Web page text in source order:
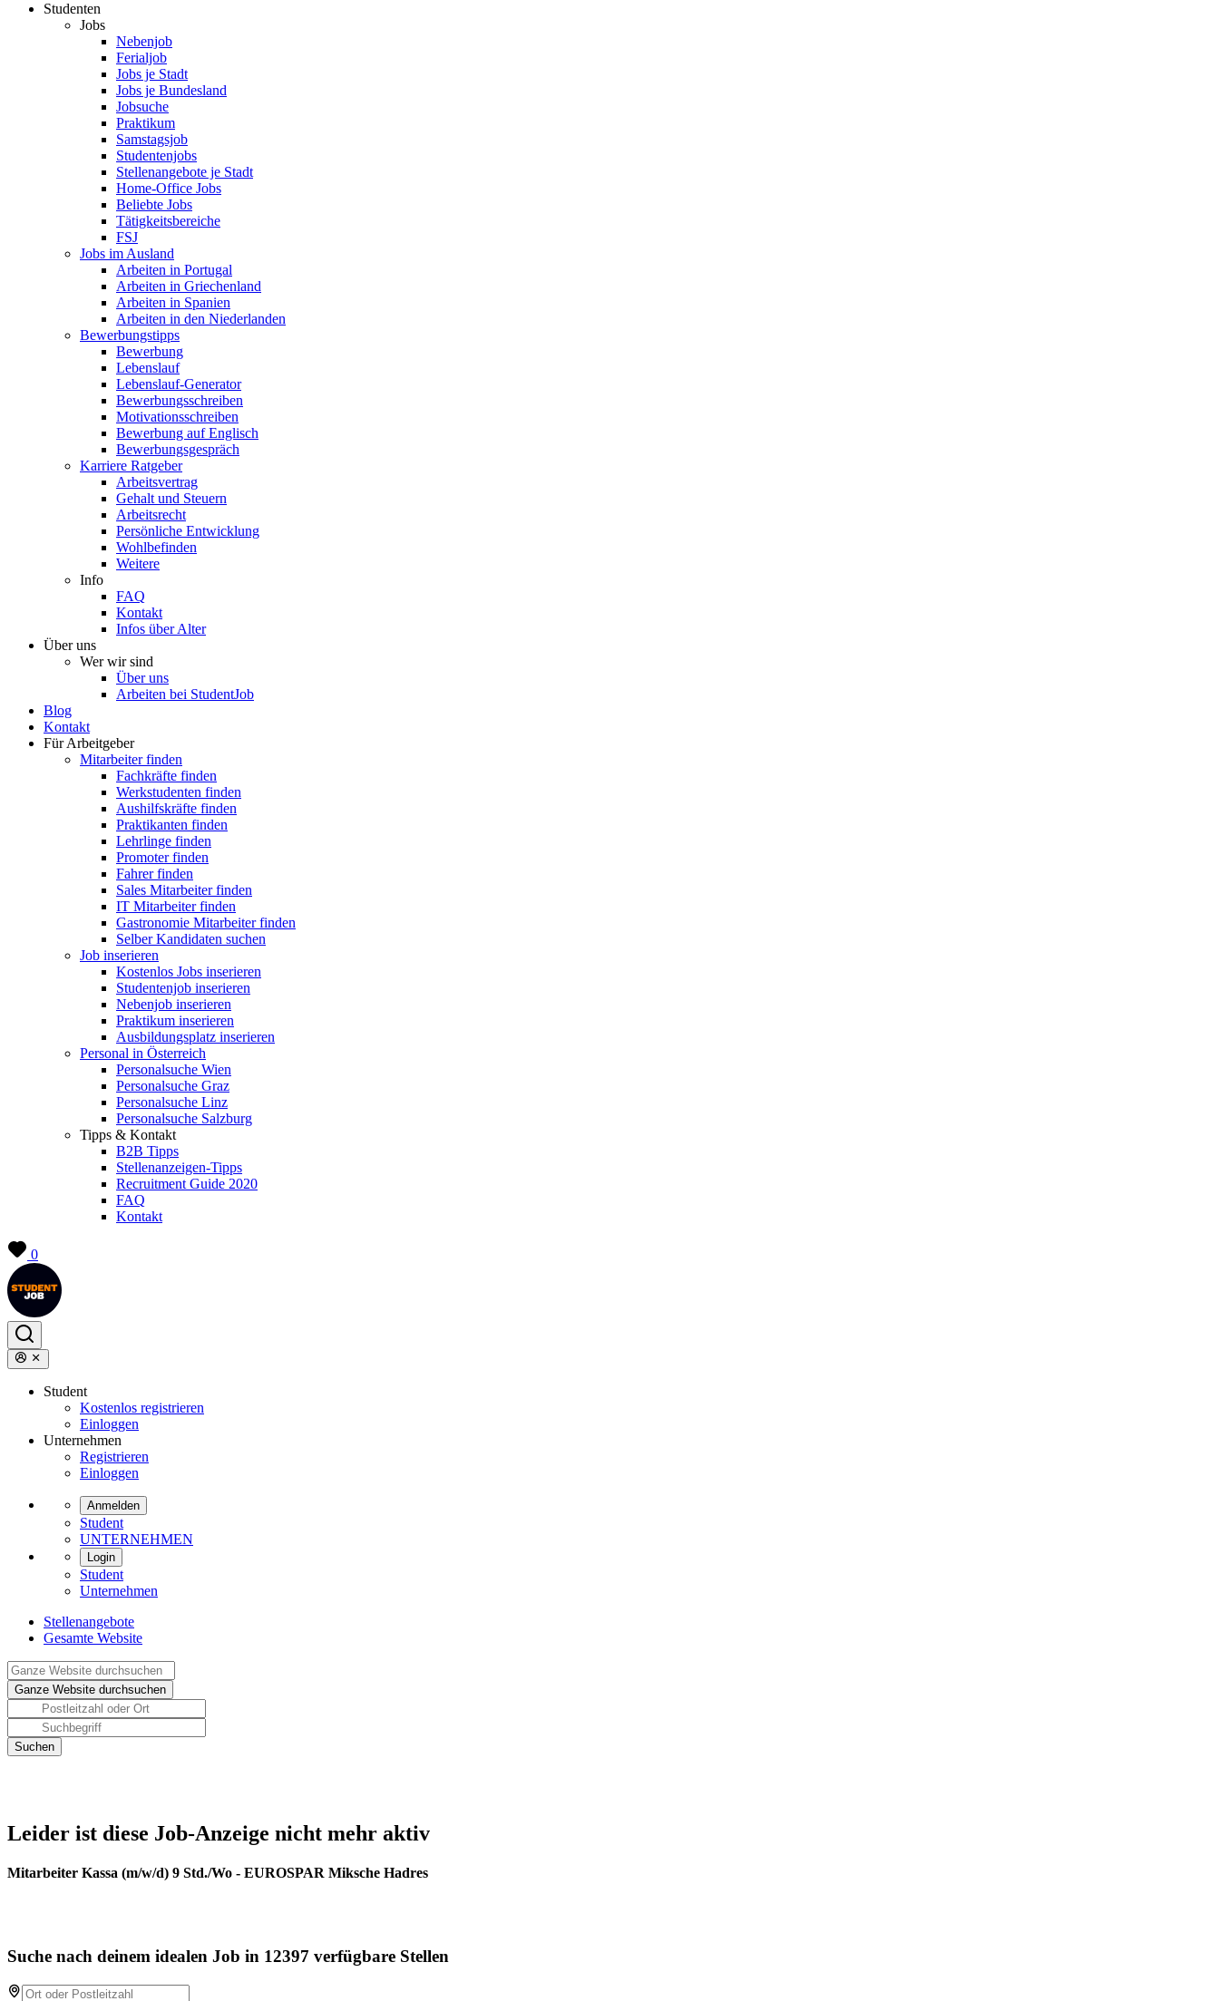
Studenten
Jobs
Nebenjob
Ferialjob
Jobs je Stadt
Jobs je Bundesland
Jobsuche
Praktikum
Samstagsjob
Studentenjobs
Stellenangebote je Stadt
Home-Office Jobs
Beliebte Jobs
Tätigkeitsbereiche
FSJ
Jobs im Ausland
Arbeiten in Portugal
Arbeiten in Griechenland
Arbeiten in Spanien
Arbeiten in den Niederlanden
Bewerbungstipps
Bewerbung
Lebenslauf
Lebenslauf-Generator
Bewerbungsschreiben
Motivationsschreiben
Bewerbung auf Englisch
Bewerbungsgespräch
Karriere Ratgeber
Arbeitsvertrag
Gehalt und Steuern
Arbeitsrecht
Persönliche Entwicklung
Wohlbefinden
Weitere
Info
FAQ
Kontakt
Infos über Alter
Über uns
Wer wir sind
Über uns
Arbeiten bei StudentJob
Blog
Kontakt
Für Arbeitgeber
Mitarbeiter finden
Fachkräfte finden
Werkstudenten finden
Aushilfskräfte finden
Praktikanten finden
Lehrlinge finden
Promoter finden
Fahrer finden
Sales Mitarbeiter finden
IT Mitarbeiter finden
Gastronomie Mitarbeiter finden
Selber Kandidaten suchen
Job inserieren
Kostenlos Jobs inserieren
Studentenjob inserieren
Nebenjob inserieren
Praktikum inserieren
Ausbildungsplatz inserieren
Personal in Österreich
Personalsuche Wien
Personalsuche Graz
Personalsuche Linz
Personalsuche Salzburg
Tipps & Kontakt
B2B Tipps
Stellenanzeigen-Tipps
Recruitment Guide 2020
FAQ
Kontakt
0
Student
Kostenlos registrieren
Einloggen
Unternehmen
Registrieren
Einloggen
Anmelden
Student
UNTERNEHMEN
Login
Student
Unternehmen
Stellenangebote
Gesamte Website
Leider ist diese Job-Anzeige nicht mehr aktiv
Mitarbeiter Kassa (m/w/d) 9 Std./Wo - EUROSPAR Miksche Hadres
Suche nach deinem idealen Job in 12397 verfügbare Stellen